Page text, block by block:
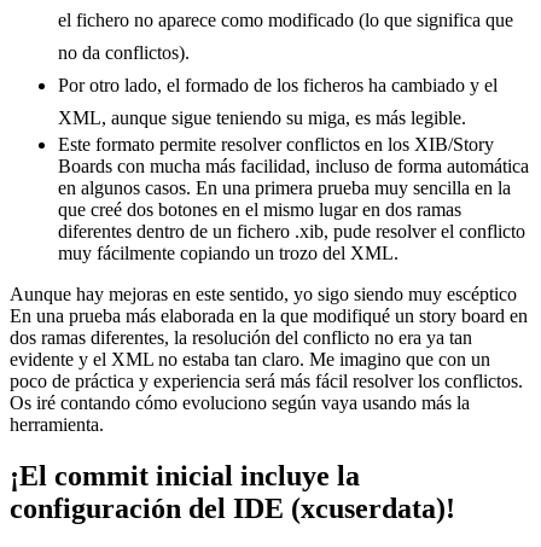
el fichero no aparece como modificado (lo que significa que
no da conflictos).
Por otro lado, el formado de los ficheros ha cambiado y el
XML, aunque sigue teniendo su miga, es más legible.
Este formato permite resolver conflictos en los XIB/Story
Boards con mucha más facilidad, incluso de forma automática
en algunos casos. En una primera prueba muy sencilla en la
que creé dos botones en el mismo lugar en dos ramas
diferentes dentro de un fichero .xib, pude resolver el conflicto
muy fácilmente copiando un trozo del XML.
Aunque hay mejoras en este sentido, yo sigo siendo muy escéptico
En una prueba más elaborada en la que modifiqué un story board en
dos ramas diferentes, la resolución del conflicto no era ya tan
evidente y el XML no estaba tan claro. Me imagino que con un
poco de práctica y experiencia será más fácil resolver los conflictos.
Os iré contando cómo evoluciono según vaya usando más la
herramienta.
¡El commit inicial incluye la
configuración del IDE (xcuserdata)!